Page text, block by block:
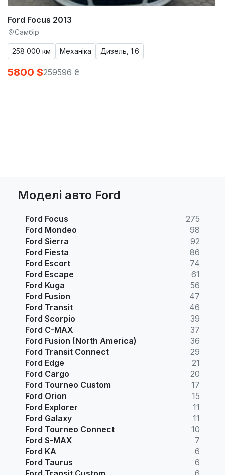
Ford Focus 2013
Самбір
258 000 км Механіка Дизель, 1.6
5800 $259596 ₴
Моделі авто Ford
Ford Focus
275
Ford Mondeo
98
Ford Sierra
92
Ford Fiesta
86
Ford Escort
74
Ford Escape
61
Ford Kuga
56
Ford Fusion
47
Ford Transit
46
Ford Scorpio
39
Ford C-MAX
37
Ford Fusion (North America)
36
Ford Transit Connect
29
Ford Edge
21
Ford Cargo
20
Ford Tourneo Custom
17
Ford Orion
15
Ford Explorer
11
Ford Galaxy
11
Ford Tourneo Connect
10
Ford S-MAX
7
Ford KA
6
Ford Taurus
6